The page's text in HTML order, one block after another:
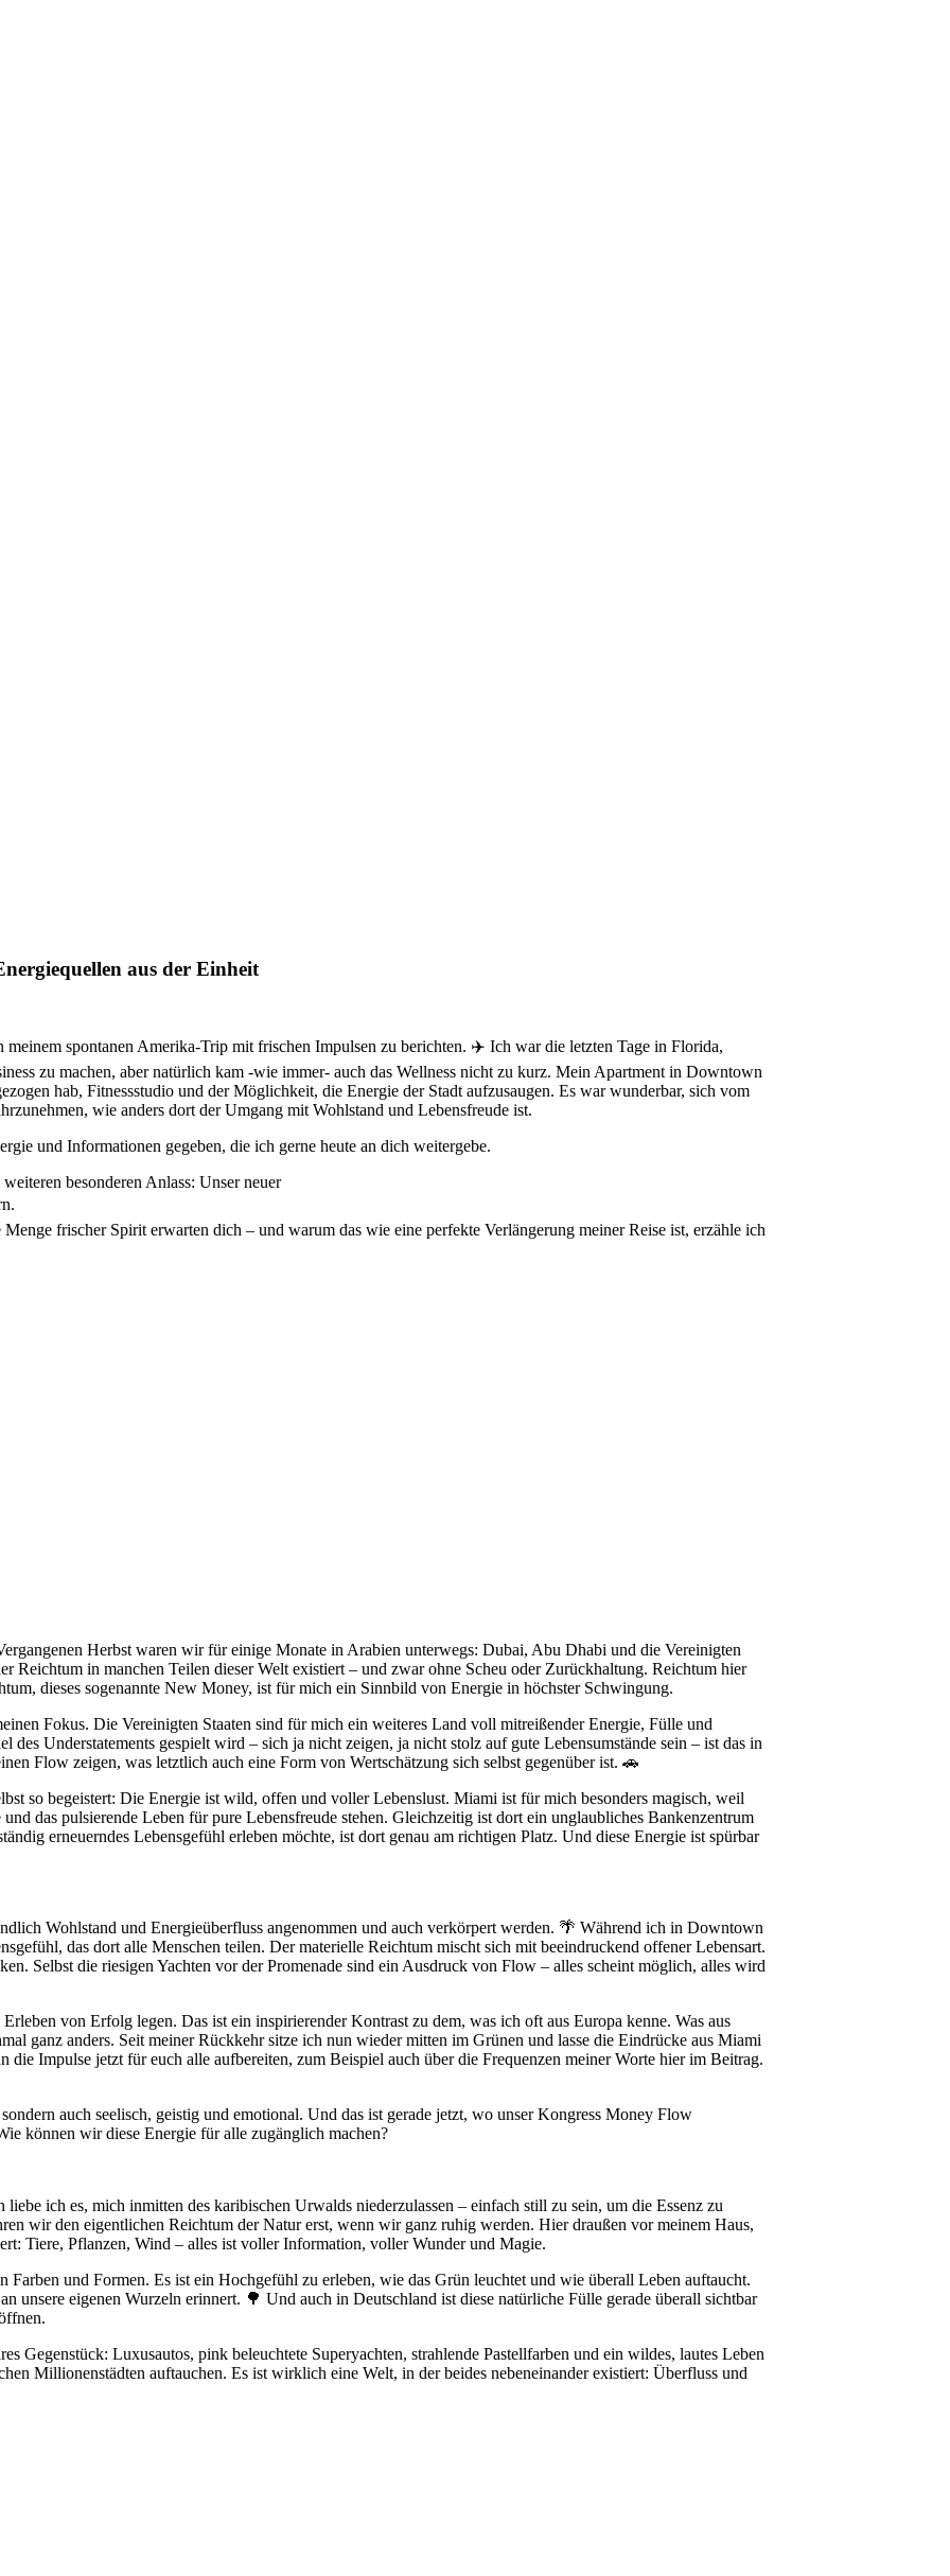
aus der Einheit
spontanen Amerika-Trip mit frischen Impulsen zu berichten. ✈️ Ich war die letzten Tage in Florida,
zu machen, aber natürlich kam -wie immer- auch das Wellness nicht zu kurz. Mein Apartment in Downtown
hab, Fitnessstudio und der Möglichkeit, die Energie der Stadt aufzusaugen. Es war wunderbar, sich vom
wie anders dort der Umgang mit Wohlstand und Lebensfreude ist.
und Informationen gegeben, die ich gerne heute an dich weitergebe.
besonderen Anlass: Unser neuer
frischer Spirit erwarten dich – und warum das wie eine perfekte Verlängerung meiner Reise ist, erzähle ich
Herbst waren wir für einige Monate in Arabien unterwegs: Dubai, Abu Dhabi und die Vereinigten
in manchen Teilen dieser Welt existiert – und zwar ohne Scheu oder Zurückhaltung. Reichtum hier
dieses sogenannte New Money, ist für mich ein Sinnbild von Energie in höchster Schwingung.
Fokus. Die Vereinigten Staaten sind für mich ein weiteres Land voll mitreißender Energie, Fülle und
Understatements gespielt wird – sich ja nicht zeigen, ja nicht stolz auf gute Lebensumstände sein – ist das in
Flow zeigen, was letztlich auch eine Form von Wertschätzung sich selbst gegenüber ist. 🚗
so begeistert: Die Energie ist wild, offen und voller Lebenslust. Miami ist für mich besonders magisch, weil
das pulsierende Leben für pure Lebensfreude stehen. Gleichzeitig ist dort ein unglaubliches Bankenzentrum
erneuerndes Lebensgefühl erleben möchte, ist dort genau am richtigen Platz. Und diese Energie ist spürbar
Wohlstand und Energieüberfluss angenommen und auch verkörpert werden. 🌴 Während ich in Downtown
das dort alle Menschen teilen. Der materielle Reichtum mischt sich mit beeindruckend offener Lebensart.
Selbst die riesigen Yachten vor der Promenade sind ein Ausdruck von Flow – alles scheint möglich, alles wird
von Erfolg legen. Das ist ein inspirierender Kontrast zu dem, was ich oft aus Europa kenne. Was aus
ganz anders. Seit meiner Rückkehr sitze ich nun wieder mitten im Grünen und lasse die Eindrücke aus Miami
Impulse jetzt für euch alle aufbereiten, zum Beispiel auch über die Frequenzen meiner Worte hier im Beitrag.
auch seelisch, geistig und emotional. Und das ist gerade jetzt, wo unser Kongress Money Flow
können wir diese Energie für alle zugänglich machen?
ich es, mich inmitten des karibischen Urwalds niederzulassen – einfach still zu sein, um die Essenz zu
wir den eigentlichen Reichtum der Natur erst, wenn wir ganz ruhig werden. Hier draußen vor meinem Haus,
Tiere, Pflanzen, Wind – alles ist voller Information, voller Wunder und Magie.
und Formen. Es ist ein Hochgefühl zu erleben, wie das Grün leuchtet und wie überall Leben auftaucht.
unsere eigenen Wurzeln erinnert. 🌳 Und auch in Deutschland ist diese natürliche Fülle gerade überall sichtbar
Gegenstück: Luxusautos, pink beleuchtete Superyachten, strahlende Pastellfarben und ein wildes, lautes Leben
Millionenstädten auftauchen. Es ist wirklich eine Welt, in der beides nebeneinander existiert: Überfluss und